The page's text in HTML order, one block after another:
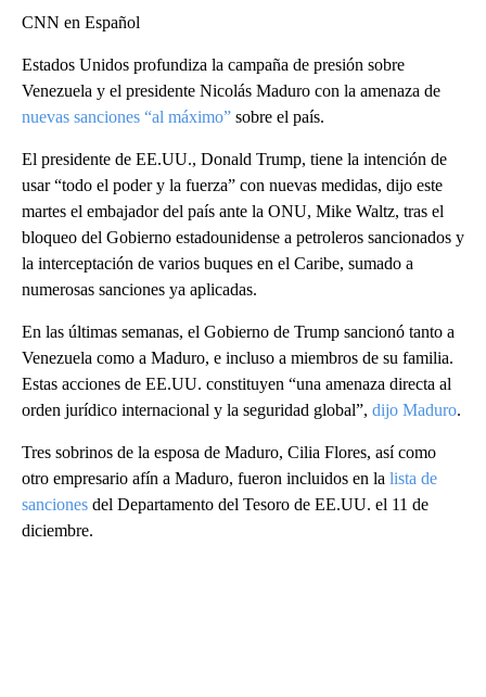
CNN en Español
Estados Unidos profundiza la campaña de presión sobre
Venezuela y el presidente Nicolás Maduro con la amenaza de
nuevas sanciones “al máximo” sobre el país.
El presidente de EE.UU., Donald Trump, tiene la intención de
usar “todo el poder y la fuerza” con nuevas medidas, dijo este
martes el embajador del país ante la ONU, Mike Waltz, tras el
bloqueo del Gobierno estadounidense a petroleros sancionados y
la interceptación de varios buques en el Caribe, sumado a
numerosas sanciones ya aplicadas.
En las últimas semanas, el Gobierno de Trump sancionó tanto a
Venezuela como a Maduro, e incluso a miembros de su familia.
Estas acciones de EE.UU. constituyen “una amenaza directa al
orden jurídico internacional y la seguridad global”, dijo Maduro.
Tres sobrinos de la esposa de Maduro, Cilia Flores, así como
otro empresario afín a Maduro, fueron incluidos en la lista de
sanciones del Departamento del Tesoro de EE.UU. el 11 de
diciembre.